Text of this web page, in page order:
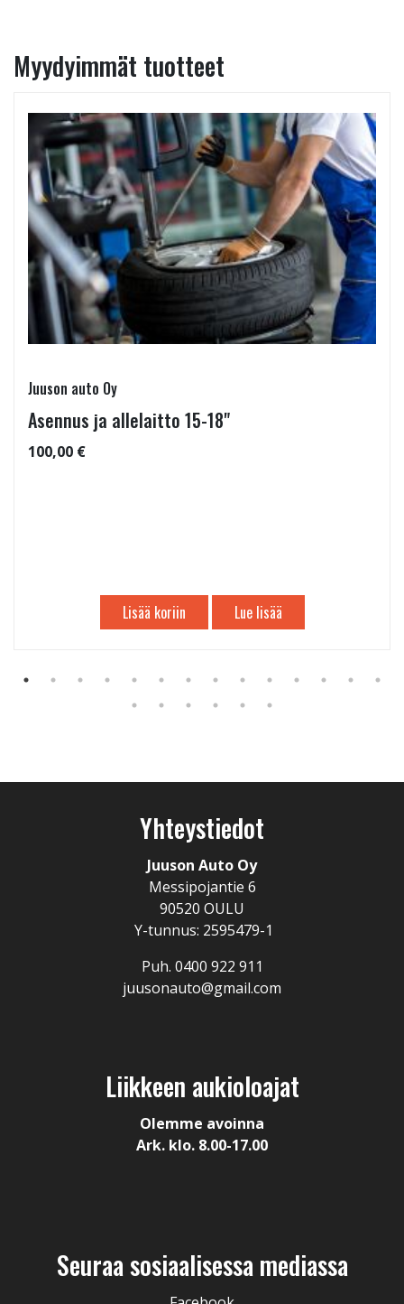
Myydyimmät tuotteet
Juuson auto Oy
Asennus ja allelaitto 15-18"
100,00 €
Lisää koriin Lue lisää
Yhteystiedot
Juuson Auto Oy
Messipojantie 6
90520 OULU
Y-tunnus: 2595479-1
Puh. 0400 922 911
juusonauto@gmail.com
Liikkeen aukioloajat
Olemme avoinna
Ark. klo. 8.00-17.00
Seuraa sosiaalisessa mediassa